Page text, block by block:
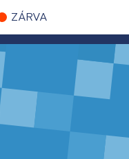
ZÁRVA